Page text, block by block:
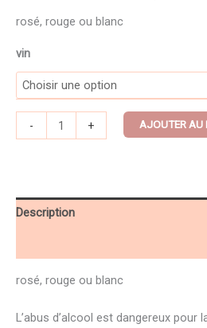
rosé, rouge ou blanc
vin
- + AJOUTER AU
Description
rosé, rouge ou blanc
L’abus d’alcool est dangereux